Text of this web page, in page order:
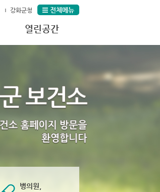
강화군청 전체메뉴
열린공간
병의원,